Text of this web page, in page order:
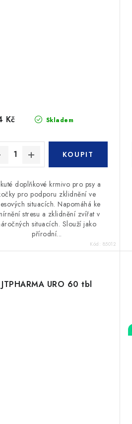
Skladem
Kč
doplňkové krmivo pro psy a
pro podporu zklidnění ve
situacích. Napomáhá ke
stresu a zklidnění zvířat v
situacích. Slouží jako
přírodní...
Kód: 85012
JTPHARMA URO 60 tbl